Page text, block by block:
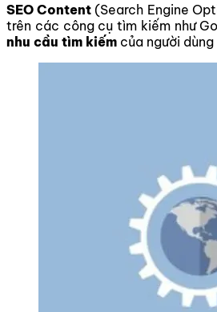
SEO Content (Search Engine
trên các công cụ tìm kiếm như
nhu cầu tìm kiếm của người dùng